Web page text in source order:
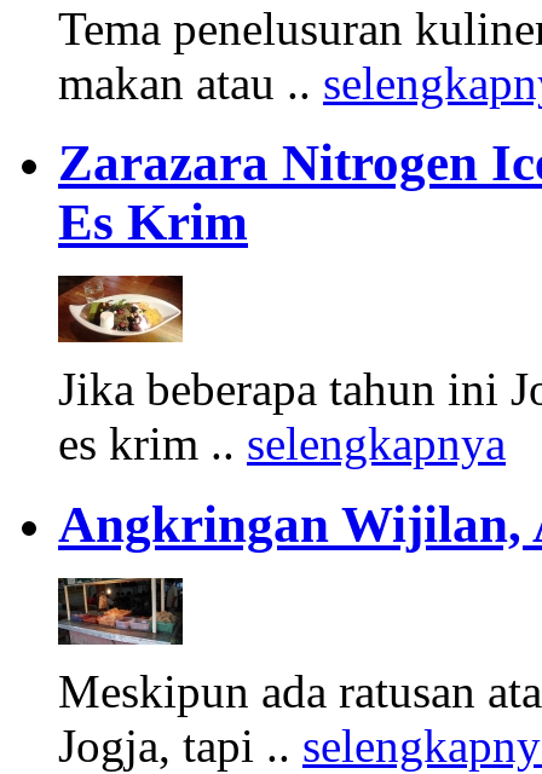
Tema penelusuran
makan atau ..
Zarazara Nitrogen
Es Krim
Jika beberapa tahun ini
es krim .. selengkapnya
Angkringan Wijilan,
Meskipun ada ratusan
Jogja, tapi ..